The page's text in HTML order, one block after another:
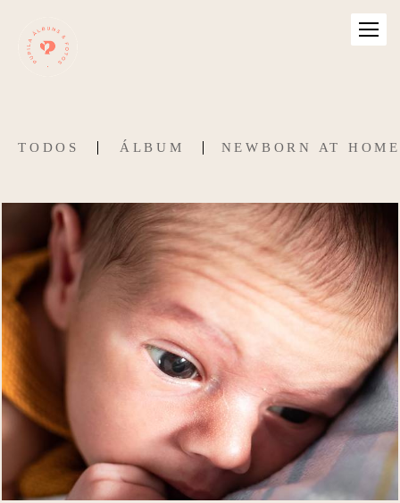
TODOS ÁLBUM NEWBORN AT HOME
306 29